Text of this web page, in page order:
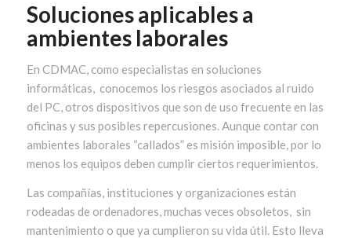
Soluciones aplicables a
ambientes laborales
En CDMAC, como especialistas en soluciones
informáticas, conocemos los riesgos asociados al ruido
del PC, otros dispositivos que son de uso frecuente en las
oficinas y sus posibles repercusiones. Aunque contar con
ambientes laborales “callados” es misión imposible, por lo
menos los equipos deben cumplir ciertos requerimientos.
Las compañías, instituciones y organizaciones están
rodeadas de ordenadores, muchas veces obsoletos, sin
mantenimiento o que ya cumplieron su vida útil. Esto lleva